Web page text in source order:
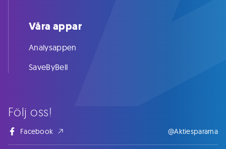
Följ oss!
Facebook @Aktiespararna
Våra appar
Analysappen
SaveByBell